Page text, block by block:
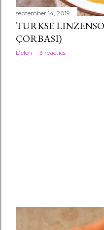
september 14, 2019
TURKSE
ÇORBASI)
Delen 3 reacties